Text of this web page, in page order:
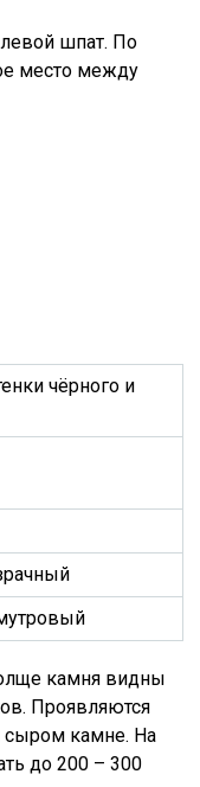
шпат. По
место между
чёрного и
камня видны
Проявляются
сыром камне. На
до 200 – 300